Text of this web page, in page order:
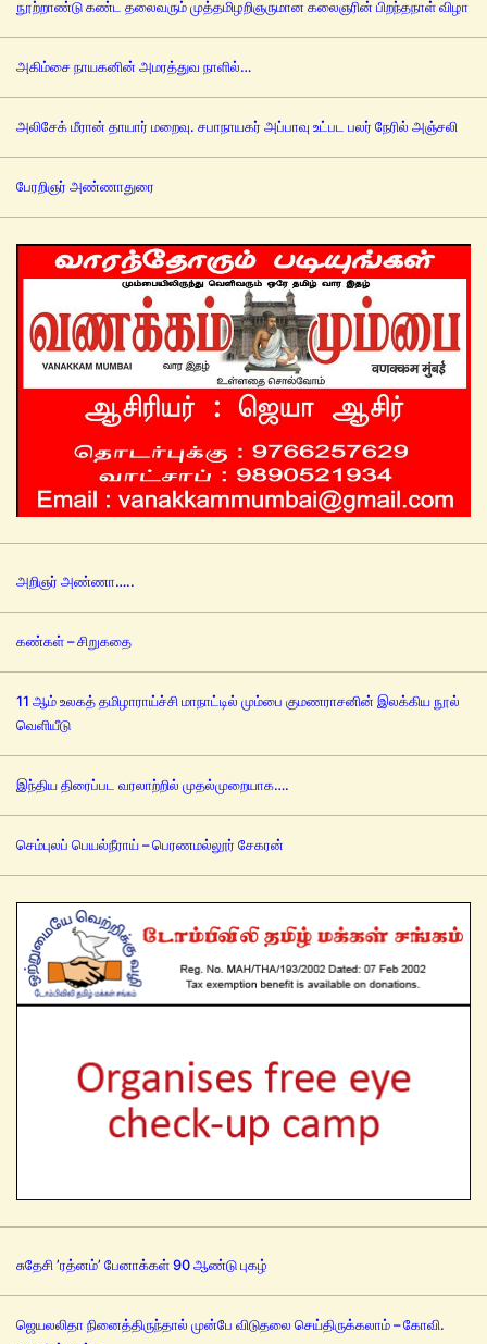
நூற்றாண்டு கண்ட தலைவரும் முத்தமிழறிஞருமான கலைஞரின் பிறந்தநாள் விழா
அகிம்சை நாயகனின் அமரத்துவ நாளில்…
அலிசேக் மீரான் தாயார் மறைவு. சபாநாயகர் அப்பாவு உட்பட பலர் நேரில் அஞ்சலி
பேரறிஞர் அண்ணாதுரை
அறிஞர் அண்ணா…..
கண்கள் – சிறுகதை
11 ஆம் உலகத் தமிழாராய்ச்சி மாநாட்டில் மும்பை குமணராசனின் இலக்கிய நூல்
வெளியீடு
இந்திய திரைப்பட வரலாற்றில் முதல்முறையாக….
செம்புலப் பெயல்நீராய் – பெரணமல்லூர் சேகரன்
சுதேசி ’ரத்னம்’ பேனாக்கள் 90 ஆண்டு புகழ்
ஜெயலலிதா நினைத்திருந்தால் முன்பே விடுதலை செய்திருக்கலாம் – கோவி.